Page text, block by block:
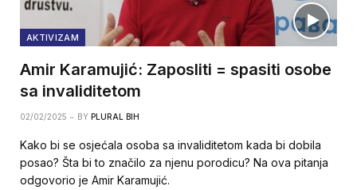
AKTIVIZAM
Amir Karamujić: Zaposliti = spasiti osobe
sa invaliditetom
02/02/2025 BY PLURAL BIH
Kako bi se osjećala osoba sa invaliditetom kada bi dobila
posao? Šta bi to značilo za njenu porodicu? Na ova pitanja
odgovorio je Amir Karamujić.